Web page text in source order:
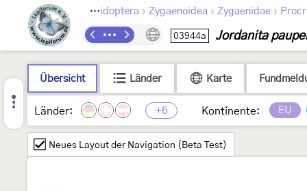
Lepidoptera › Zygaenoidea › Zygaenidae ›
03944a Jordanita
Übersicht Länder Karte
Länder: +6 Kontinente: EU
Neues Layout der Navigation (Beta Test)